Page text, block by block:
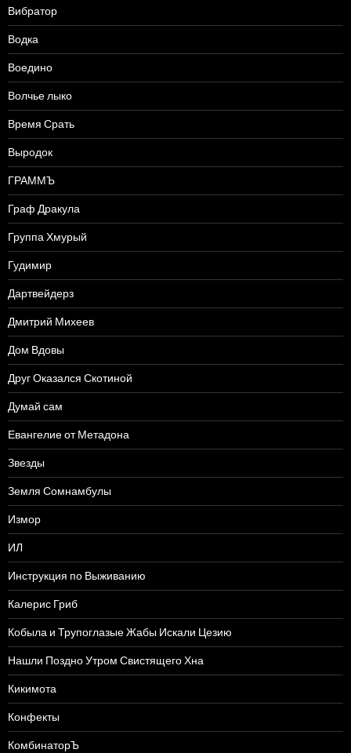
Вибратор
Водка
Воедино
Волчье лыко
Время Срать
Выродок
ГРАММЪ
Граф Дракула
Группа Хмурый
Гудимир
Дартвейдерз
Дмитрий Михеев
Дом Вдовы
Друг Оказался Скотиной
Думай сам
Евангелие от Метадона
Звезды
Земля Сомнамбулы
Измор
ИЛ
Инструкция по Выживанию
Калерис Гриб
Кобыла и Трупоглазые Жабы Искали Цезию
Нашли Поздно Утром Свистящего Хна
Кикимота
Конфекты
КомбинаторЪ